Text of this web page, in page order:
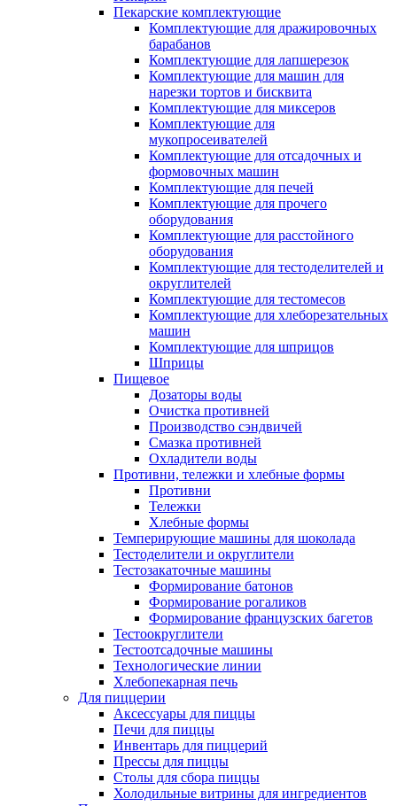
Пекарские комплектующие
Комплектующие для дражировочных
барабанов
Комплектующие для лапшерезок
Комплектующие для машин для
нарезки тортов и бисквита
Комплектующие для миксеров
Комплектующие для
мукопросеивателей
Комплектующие для отсадочных и
формовочных машин
Комплектующие для печей
Комплектующие для прочего
оборудования
Комплектующие для расстойного
оборудования
Комплектующие для тестоделителей и
округлителей
Комплектующие для тестомесов
Комплектующие для хлеборезательных
машин
Комплектующие для шприцов
Шприцы
Пищевое
Дозаторы воды
Очистка противней
Производство сэндвичей
Смазка противней
Охладители воды
Противни, тележки и хлебные формы
Противни
Тележки
Хлебные формы
Темперирующие машины для шоколада
Тестоделители и округлители
Тестозакаточные машины
Формирование батонов
Формирование рогаликов
Формирование французских багетов
Тестоокруглители
Тестоотсадочные машины
Технологические линии
Хлебопекарная печь
Для пиццерии
Аксессуары для пиццы
Печи для пиццы
Инвентарь для пиццерий
Прессы для пиццы
Столы для сбора пиццы
Холодильные витрины для ингредиентов